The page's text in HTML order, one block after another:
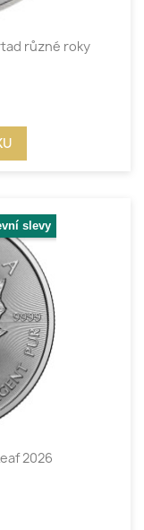
různé roky
slevy
2026